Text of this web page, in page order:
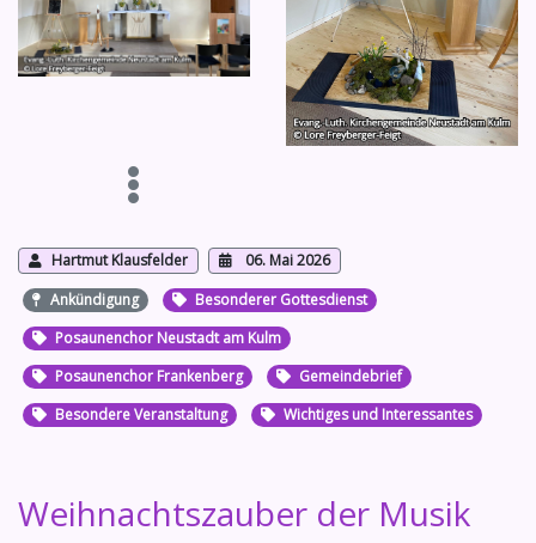
Hartmut Klausfelder
06. Mai 2026
Ankündigung
Besonderer Gottesdienst
Posaunenchor Neustadt am Kulm
Posaunenchor Frankenberg
Gemeindebrief
Besondere Veranstaltung
Wichtiges und Interessantes
Weihnachtszauber der Musik